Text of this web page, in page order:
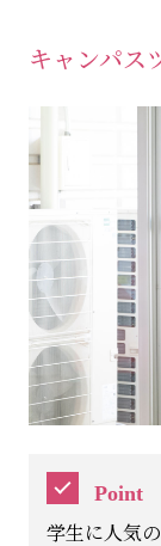
キャンパス
Point
学生に人気